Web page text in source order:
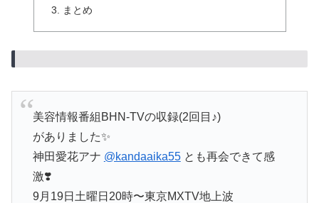
まとめ
美容情報番組BHN-TVの収録(2回目♪)
がありました✨
神田愛花アナ @kandaaika55とも再会できて感
激❣️
9月19日土曜日20時〜東京MXTV地上波